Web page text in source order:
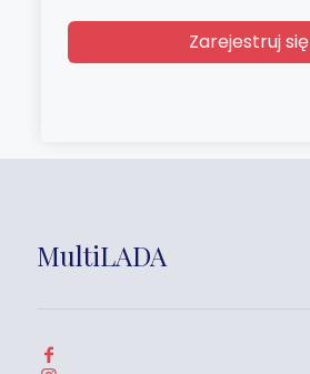
Zarejestruj się
MultiLADA